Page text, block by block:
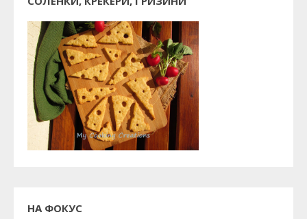
НА ФОКУС